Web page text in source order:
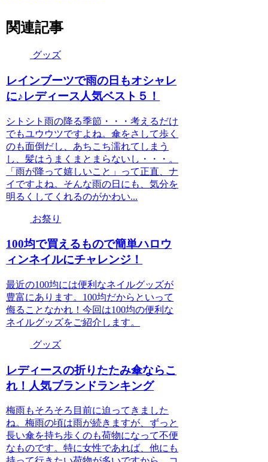
関連記事
グッズ
レインブーツで雨の日もオシャレ
に♪レディース人気ベスト５！
シトシト雨の降る季節・・・考えるだけ
でもユウウツですよね。傘をさして歩く
のも面倒だし、あちこち濡れてしまう
し、髪はうまくまとまらないし・・・。
「雨が降って嬉しいこと」って正直、ナ
イですよね。そんな雨の日にも、気分を
明るくしてくれるのがかわい...
お祭り
100均で買えるもので簡単ハロウ
ィンネイルにチャレンジ！
最近の100均には便利なネイルグッズが
豊富にあります。100均だからといって
侮ることなかれ！今回は100均の便利な
ネイルグッズをご紹介します。
グッズ
レディースの折りたたみ傘ならこ
れ！人気ブランドランキング
梅雨もそろそろ目前に迫ってきました
ね。梅雨の頃は雨が続きますが、ずっと
長い傘を持ち歩くのも荷物になって不便
なものです。特に女性であれば、他にも